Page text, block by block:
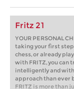
Fritz 21
YOUR PERSONAL
taking your first
chess, or already
with FRITZ, you can
intelligently and
approach than ever
FRITZ is more than